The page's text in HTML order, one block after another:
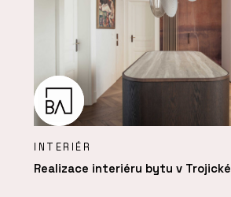
INTERIÉR
Realizace interiéru bytu v Trojické